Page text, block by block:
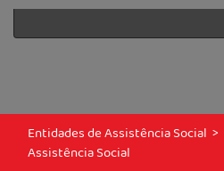
Entidades de Assistência Social >
Assistência Social